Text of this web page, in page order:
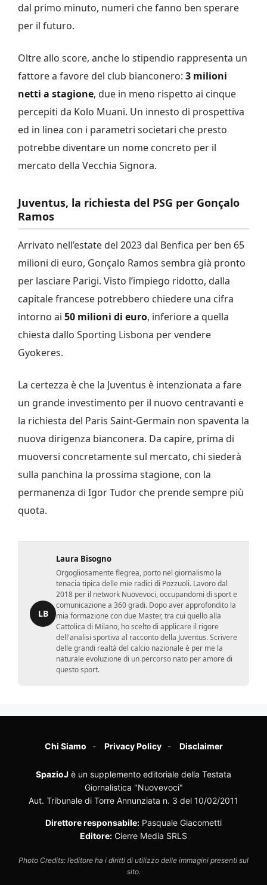
dal primo minuto, numeri che fanno ben sperare
per il futuro.
Oltre allo score, anche lo stipendio rappresenta un
fattore a favore del club bianconero: 3 milioni
netti a stagione, due in meno rispetto ai cinque
percepiti da Kolo Muani. Un innesto di prospettiva
ed in linea con i parametri societari che presto
potrebbe diventare un nome concreto per il
mercato della Vecchia Signora.
Juventus, la richiesta del PSG per Gonçalo
Ramos
Arrivato nell’estate del 2023 dal Benfica per ben 65
milioni di euro, Gonçalo Ramos sembra già pronto
per lasciare Parigi. Visto l’impiego ridotto, dalla
capitale francese potrebbero chiedere una cifra
intorno ai 50 milioni di euro, inferiore a quella
chiesta dallo Sporting Lisbona per vendere
Gyokeres.
La certezza è che la Juventus è intenzionata a fare
un grande investimento per il nuovo centravanti e
la richiesta del Paris Saint-Germain non spaventa la
nuova dirigenza bianconera. Da capire, prima di
muoversi concretamente sul mercato, chi siederà
sulla panchina la prossima stagione, con la
permanenza di Igor Tudor che prende sempre più
quota.
LB
Laura Bisogno
Orgogliosamente flegrea, porto nel giornalismo la
tenacia tipica delle mie radici di Pozzuoli. Lavoro dal
2018 per il network Nuovevoci, occupandomi di sport e
comunicazione a 360 gradi. Dopo aver approfondito la
mia formazione con due Master, tra cui quello alla
Cattolica di Milano, ho scelto di applicare il rigore
dell'analisi sportiva al racconto della Juventus. Scrivere
delle grandi realtà del calcio nazionale è per me la
naturale evoluzione di un percorso nato per amore di
questo sport.
Chi Siamo Privacy Policy Disclaimer
SpazioJ è un supplemento editoriale della Testata
Giornalistica "Nuovevoci"
Aut. Tribunale di Torre Annunziata n. 3 del 10/02/2011
Direttore responsabile: Pasquale Giacometti
Editore: Cierre Media SRLS
Photo Credits: l’editore ha i diritti di utilizzo delle immagini presenti sul
sito.